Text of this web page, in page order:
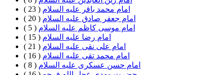
امام محمد باقر علیه السلام ( 23 )
امام جعفر صادق علیه السلام ( 20 )
امام موسی کاظم علیه السلام ( 5 )
امام رضا علیه السلام ( 15 )
امام علی نقی علیه السلام ( 21 )
امام محمد تقی علیه السلام ( 16 )
امام حسن عسکری علیه السلام ( 8 )